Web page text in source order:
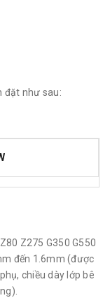
đặt như sau:
Z275 G350 G550
đến 1.6mm (được
chiều dày lớp bê